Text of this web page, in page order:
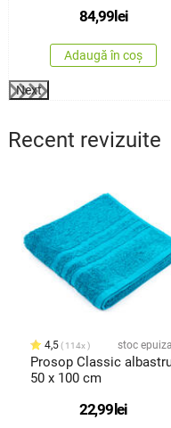
84,99 lei
Adaugă în coș
Next
Recent revizuite
4,5 114x stoc
Prosop Classic
50 x 100 cm
22,99lei